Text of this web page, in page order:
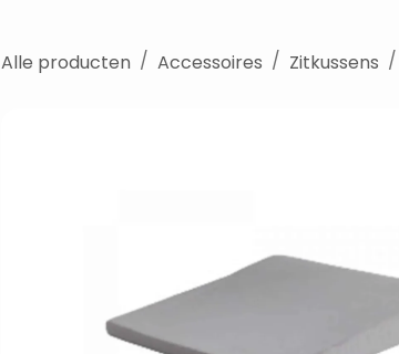
Alle producten Accessoires Zitkussens